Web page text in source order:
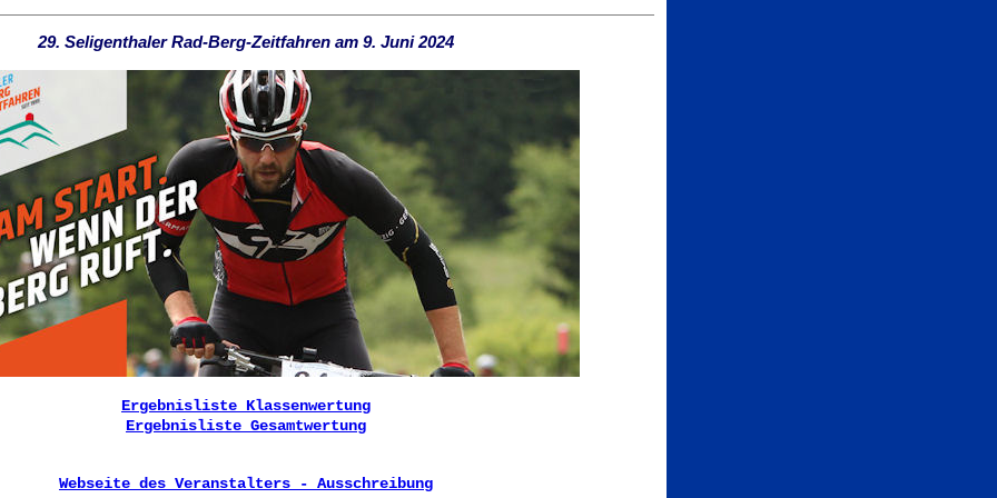
29. Seligenthaler Rad-Berg-Zeitfahren am 9. Juni 2024
Ergebnisliste Klassenwertung
Ergebnisliste Gesamtwertung
Webseite des Veranstalters - Ausschreibung